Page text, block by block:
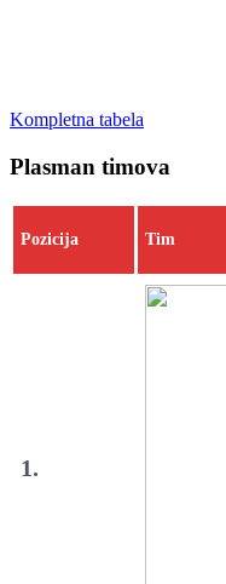
Kompletna tabela
Plasman timova
Pozicija Tim
1.